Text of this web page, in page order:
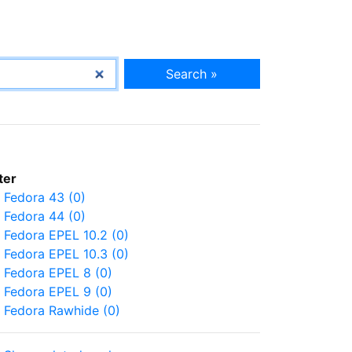
Search »
Fedora 43 (0)
Fedora 44 (0)
Fedora EPEL 10.2 (0)
Fedora EPEL 10.3 (0)
Fedora EPEL 8 (0)
Fedora EPEL 9 (0)
Fedora Rawhide (0)